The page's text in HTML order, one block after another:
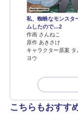
私、蜘蛛なモンスタ
ムしたので…2
作画 さんねこ
原作 あきさけ
キャラクター原案
ヨウ
こちらもおすす